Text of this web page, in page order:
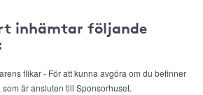
inhämtar följande
flikar - För att kunna avgöra om du befinner
är ansluten till Sponsorhuset.